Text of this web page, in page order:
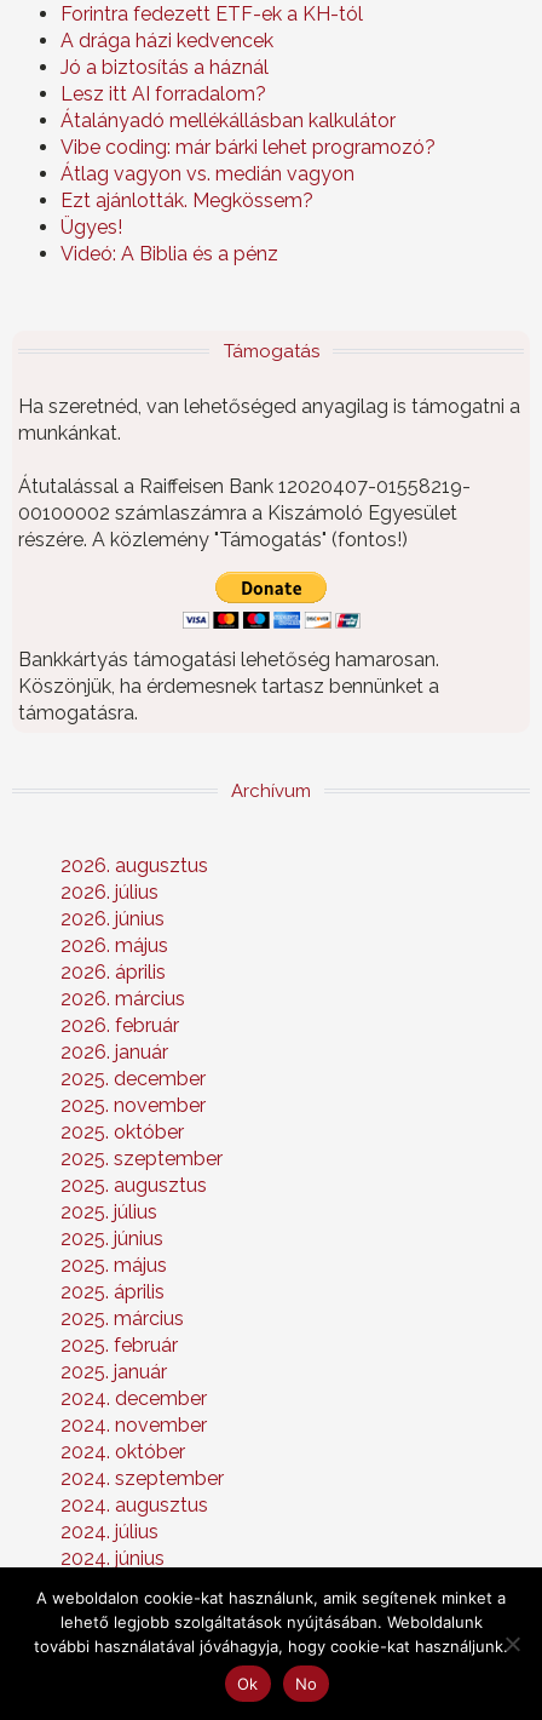
Forintra fedezett ETF-ek a KH-tól
A drága házi kedvencek
Jó a biztosítás a háznál
Lesz itt AI forradalom?
Átalányadó mellékállásban kalkulátor
Vibe coding: már bárki lehet programozó?
Átlag vagyon vs. medián vagyon
Ezt ajánlották. Megkössem?
Ügyes!
Videó: A Biblia és a pénz
Támogatás
Ha szeretnéd, van lehetőséged anyagilag is támogatni a
munkánkat.
Átutalással a Raiffeisen Bank 12020407-01558219-
00100002 számlaszámra a Kiszámoló Egyesület
részére. A közlemény "Támogatás" (fontos!)
Bankkártyás támogatási lehetőség hamarosan.
Köszönjük, ha érdemesnek tartasz bennünket a
támogatásra.
Archívum
2026. augusztus
2026. július
2026. június
2026. május
2026. április
2026. március
2026. február
2026. január
2025. december
2025. november
2025. október
2025. szeptember
2025. augusztus
2025. július
2025. június
2025. május
2025. április
2025. március
2025. február
2025. január
2024. december
2024. november
2024. október
2024. szeptember
2024. augusztus
2024. július
2024. június
2024. április
2024. március
A weboldalon cookie-kat használunk, amik segítenek minket a
lehető legjobb szolgáltatások nyújtásában. Weboldalunk
további használatával jóváhagyja, hogy cookie-kat használjunk.
Ok
No